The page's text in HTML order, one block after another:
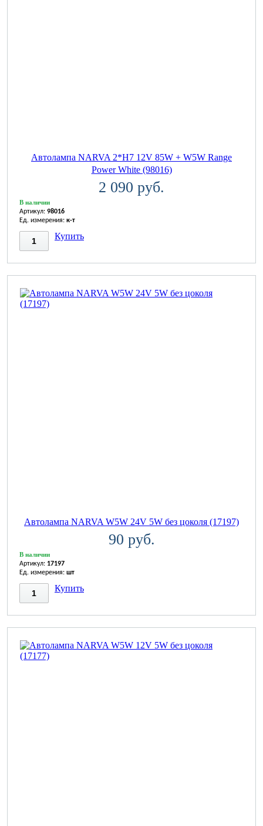
Автолампа NARVA 2*H7 12V 85W + W5W Range
Power White (98016)
2 090 руб.
В наличии
Артикул: 98016
Ед. измерения: к-т
Купить
Автолампа NARVA W5W 24V 5W без цоколя (17197)
90 руб.
В наличии
Артикул: 17197
Ед. измерения: шт
Купить